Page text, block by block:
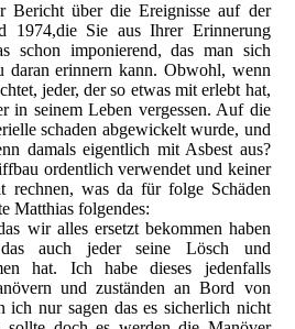
Bericht über die Ereignisse auf der
1974,die Sie aus Ihrer Erinnerung
schon imponierend, das man sich
daran erinnern kann. Obwohl, wenn
jeder, der so etwas mit erlebt hat,
in seinem Leben vergessen. Auf die
schaden abgewickelt wurde, und
damals eigentlich mit Asbest aus?
ordentlich verwendet und keiner
rechnen, was da für folge Schäden
Matthias folgendes:
wir alles ersetzt bekommen haben
auch jeder seine Lösch und
hat. Ich habe dieses jedenfalls
und zuständen an Bord von
ich nur sagen das es sicherlich nicht